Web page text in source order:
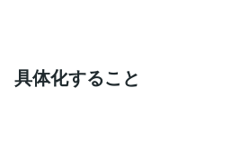
具体化すること